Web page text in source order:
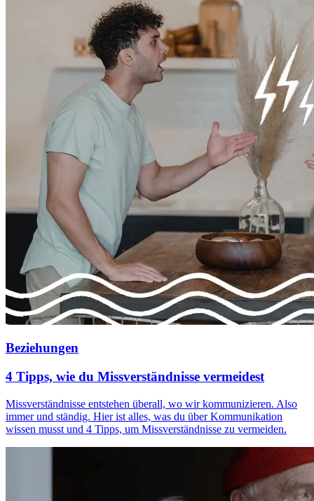
Beziehungen
4 Tipps, wie du Missverständnisse vermeidest
Missverständnisse entstehen überall, wo wir kommunizieren. Also
immer und ständig. Hier ist alles, was du über Kommunikation
wissen musst und 4 Tipps, um Missverständnisse zu vermeiden.